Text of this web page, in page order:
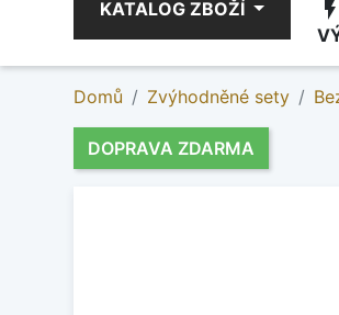
KATALOG ZBOŽÍ flash_on
Domů Zvýhodněné sety
DOPRAVA ZDARMA